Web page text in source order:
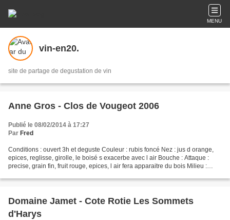
MENU
vin-en20.
site de partage de degustation de vin
Anne Gros - Clos de Vougeot 2006
Publié le 08/02/2014 à 17:27
Par Fred
Conditions : ouvert 3h et deguste Couleur : rubis foncé Nez : jus d orange,
epices, reglisse, girolle, le boisé s exacerbe avec l air Bouche : Attaque :
precise, grain fin, fruit rouge, epices, l air fera apparaitre du bois Milieu :
Domaine Jamet - Cote Rotie Les Sommets
d'Harys